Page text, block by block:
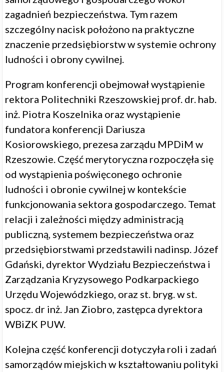
zagadnień bezpieczeństwa. Tym razem
szczególny nacisk położono na praktyczne
znaczenie przedsiębiorstw w systemie ochrony
ludności i obrony cywilnej.
Program konferencji obejmował wystąpienie
rektora Politechniki Rzeszowskiej prof. dr. hab.
inż. Piotra Koszelnika oraz wystąpienie
fundatora konferencji Dariusza
Kosiorowskiego, prezesa zarządu MPDiM w
Rzeszowie. Część merytoryczna rozpoczęła się
od wystąpienia poświęconego ochronie
ludności i obronie cywilnej w kontekście
funkcjonowania sektora gospodarczego. Temat
relacji i zależności między administracją
publiczną, systemem bezpieczeństwa oraz
przedsiębiorstwami przedstawili nadinsp. Józef
Gdański, dyrektor Wydziału Bezpieczeństwa i
Zarządzania Kryzysowego Podkarpackiego
Urzędu Wojewódzkiego, oraz st. bryg. w st.
spocz. dr inż. Jan Ziobro, zastępca dyrektora
WBiZK PUW.
Kolejna część konferencji dotyczyła roli i zadań
samorządów miejskich w kształtowaniu polityki